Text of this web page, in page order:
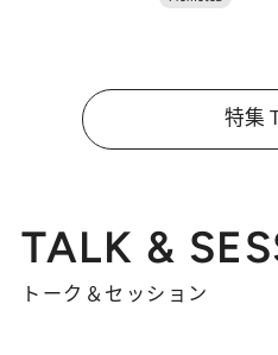
特集
TALK &
トーク＆セッション